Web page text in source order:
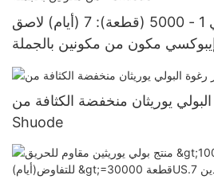
لاصق البناء الخارجي 1 - 5000 (قطعة): 7 (أيام) لاصق
يوريثان منخفضة الكثافة من
Shuode